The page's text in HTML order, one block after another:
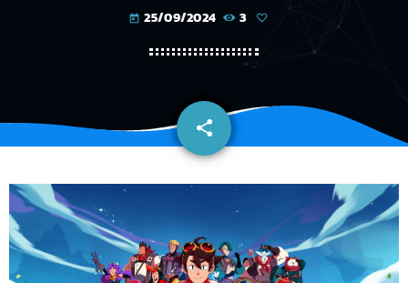
today 25/09/2024 3
share
email